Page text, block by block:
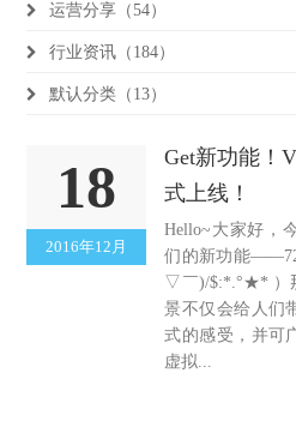
运营分享（54）
行业资讯（184）
默认分类（13）
18
2016年12月
Get新功能！
式上线！
Hello~大家好，
们的新功能
▽￣)/$:*.°★* ）
景不仅会给人们
式的感受，并可
虚拟...